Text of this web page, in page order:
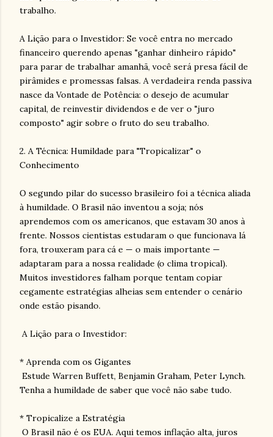
trabalho.
A Lição para o Investidor: Se você entra no mercado
financeiro querendo apenas "ganhar dinheiro rápido"
para parar de trabalhar amanhã, você será presa fácil de
pirâmides e promessas falsas. A verdadeira renda passiva
nasce da Vontade de Potência: o desejo de acumular
capital, de reinvestir dividendos e de ver o "juro
composto" agir sobre o fruto do seu trabalho.
2. A Técnica: Humildade para "Tropicalizar" o
Conhecimento
O segundo pilar do sucesso brasileiro foi a técnica aliada
à humildade. O Brasil não inventou a soja; nós
aprendemos com os americanos, que estavam 30 anos à
frente. Nossos cientistas estudaram o que funcionava lá
fora, trouxeram para cá e — o mais importante —
adaptaram para a nossa realidade (o clima tropical).
Muitos investidores falham porque tentam copiar
cegamente estratégias alheias sem entender o cenário
onde estão pisando.
A Lição para o Investidor:
* Aprenda com os Gigantes
Estude Warren Buffett, Benjamin Graham, Peter Lynch.
Tenha a humildade de saber que você não sabe tudo.
* Tropicalize a Estratégia
O Brasil não é os EUA. Aqui temos inflação alta, juros